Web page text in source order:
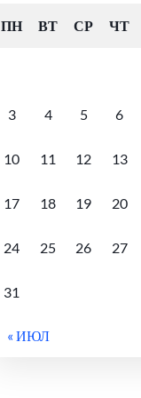
ПН ВТ СР ЧТ
3 4 5 6
10 11 12 13
17 18 19 20
24 25 26 27
31
« ИЮЛ